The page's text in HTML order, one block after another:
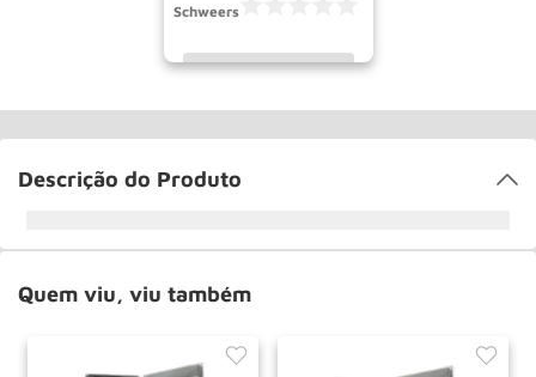
Schweers
INDISPONÍVEL
Descrição do Produto
Quem viu, viu também